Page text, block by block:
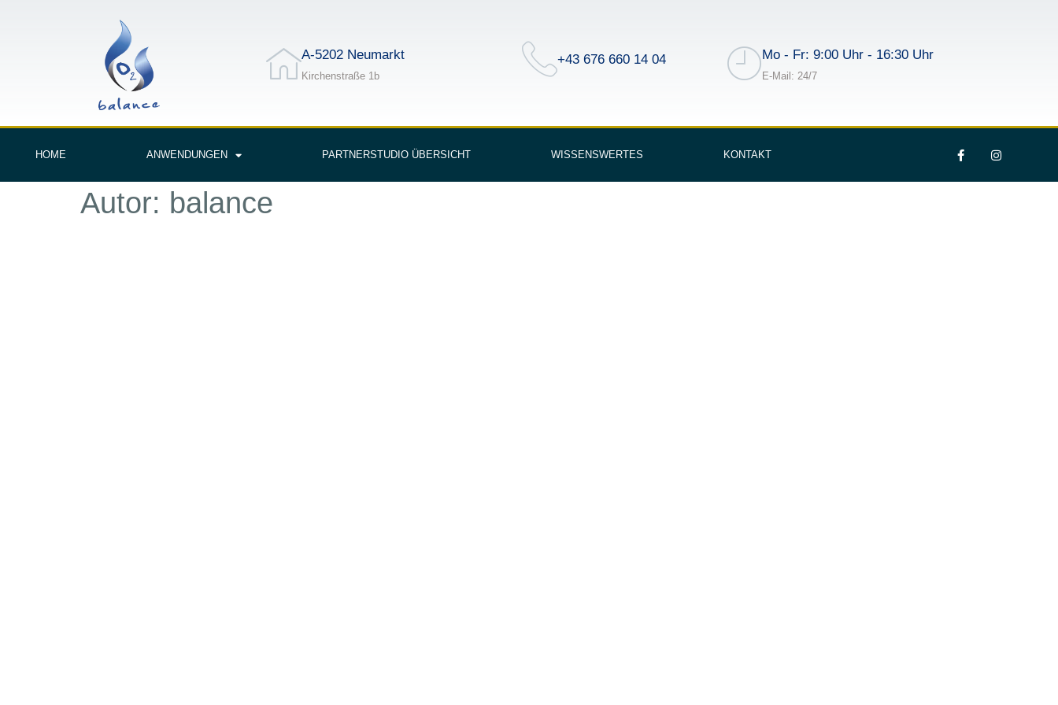
A-5202 Neumarkt
Kirchenstraße 1b
+43 676 660 14 04 Mo - Fr: 9:00 Uhr - 16:30 Uhr
E-Mail: 24/7
HOME ANWENDUNGEN PARTNERSTUDIO ÜBERSICHT WISSENSWERTES KONTAKT
Autor: balance